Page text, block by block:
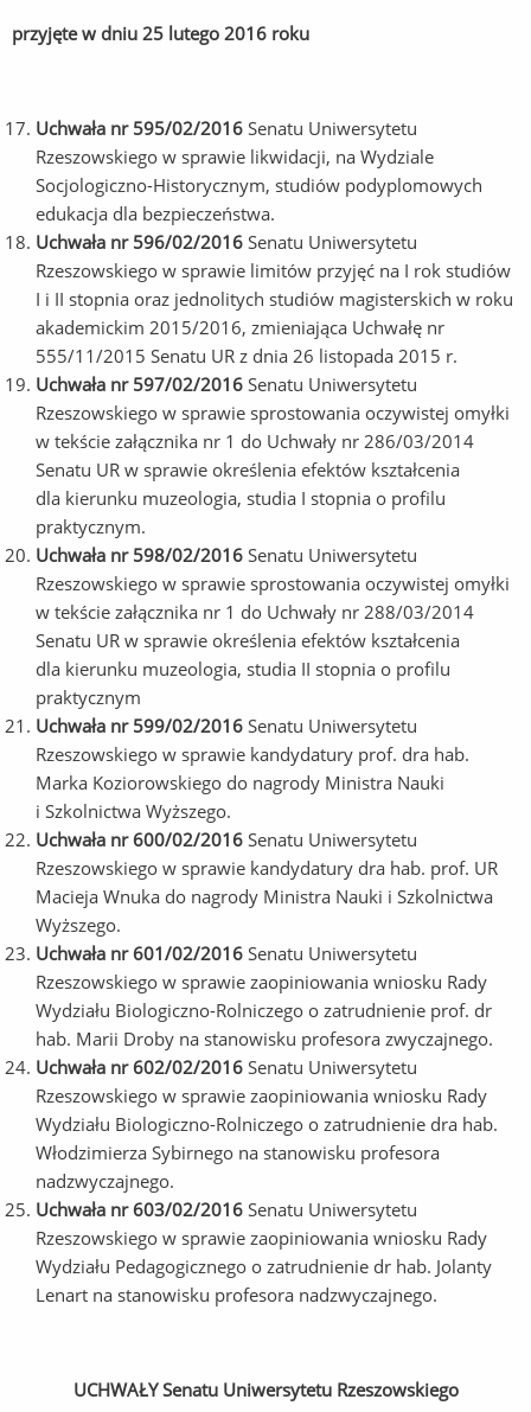
przyjęte w dniu 25 lutego 2016 roku
Uchwała nr 595/02/2016 Senatu Uniwersytetu
Rzeszowskiego w sprawie likwidacji, na Wydziale
Socjologiczno-Historycznym, studiów podyplomowych
edukacja dla bezpieczeństwa.
Uchwała nr 596/02/2016 Senatu Uniwersytetu
Rzeszowskiego w sprawie limitów przyjęć na I rok studiów
I i II stopnia oraz jednolitych studiów magisterskich w roku
akademickim 2015/2016, zmieniająca Uchwałę nr
555/11/2015 Senatu UR z dnia 26 listopada 2015 r.
Uchwała nr 597/02/2016 Senatu Uniwersytetu
Rzeszowskiego w sprawie sprostowania oczywistej omyłki
w tekście załącznika nr 1 do Uchwały nr 286/03/2014
Senatu UR w sprawie określenia efektów kształcenia
dla kierunku muzeologia, studia I stopnia o profilu
praktycznym.
Uchwała nr 598/02/2016 Senatu Uniwersytetu
Rzeszowskiego w sprawie sprostowania oczywistej omyłki
w tekście załącznika nr 1 do Uchwały nr 288/03/2014
Senatu UR w sprawie określenia efektów kształcenia
dla kierunku muzeologia, studia II stopnia o profilu
praktycznym
Uchwała nr 599/02/2016 Senatu Uniwersytetu
Rzeszowskiego w sprawie kandydatury prof. dra hab.
Marka Koziorowskiego do nagrody Ministra Nauki
i Szkolnictwa Wyższego.
Uchwała nr 600/02/2016 Senatu Uniwersytetu
Rzeszowskiego w sprawie kandydatury dra hab. prof. UR
Macieja Wnuka do nagrody Ministra Nauki i Szkolnictwa
Wyższego.
Uchwała nr 601/02/2016 Senatu Uniwersytetu
Rzeszowskiego w sprawie zaopiniowania wniosku Rady
Wydziału Biologiczno-Rolniczego o zatrudnienie prof. dr
hab. Marii Droby na stanowisku profesora zwyczajnego.
Uchwała nr 602/02/2016 Senatu Uniwersytetu
Rzeszowskiego w sprawie zaopiniowania wniosku Rady
Wydziału Biologiczno-Rolniczego o zatrudnienie dra hab.
Włodzimierza Sybirnego na stanowisku profesora
nadzwyczajnego.
Uchwała nr 603/02/2016 Senatu Uniwersytetu
Rzeszowskiego w sprawie zaopiniowania wniosku Rady
Wydziału Pedagogicznego o zatrudnienie dr hab. Jolanty
Lenart na stanowisku profesora nadzwyczajnego.
UCHWAŁY Senatu Uniwersytetu Rzeszowskiego